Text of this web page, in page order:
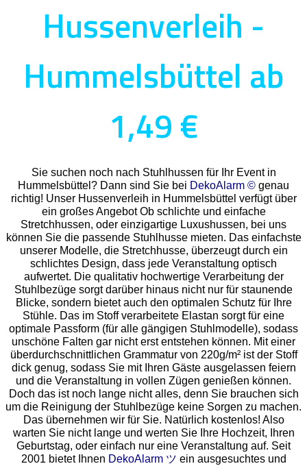
Hussenverleih -
Hummelsbüttel ab
1,49 €
Sie suchen noch nach Stuhlhussen für Ihr Event in
Hummelsbüttel? Dann sind Sie bei DekoAlarm © genau
richtig! Unser Hussenverleih in Hummelsbüttel verfügt über
ein großes Angebot Ob schlichte und einfache
Stretchhussen, oder einzigartige Luxushussen, bei uns
können Sie die passende Stuhlhusse mieten. Das einfachste
unserer Modelle, die Stretchhusse, überzeugt durch ein
schlichtes Design, dass jede Veranstaltung optisch
aufwertet. Die qualitativ hochwertige Verarbeitung der
Stuhlbezüge sorgt darüber hinaus nicht nur für staunende
Blicke, sondern bietet auch den optimalen Schutz für Ihre
Stühle. Das im Stoff verarbeitete Elastan sorgt für eine
optimale Passform (für alle gängigen Stuhlmodelle), sodass
unschöne Falten gar nicht erst entstehen können. Mit einer
überdurchschnittlichen Grammatur von 220g/m² ist der Stoff
dick genug, sodass Sie mit Ihren Gäste ausgelassen feiern
und die Veranstaltung in vollen Zügen genießen können.
Doch das ist noch lange nicht alles, denn Sie brauchen sich
um die Reinigung der Stuhlbezüge keine Sorgen zu machen.
Das übernehmen wir für Sie. Natürlich kostenlos! Also
warten Sie nicht lange und werten Sie Ihre Hochzeit, Ihren
Geburtstag, oder einfach nur eine Veranstaltung auf. Seit
2001 bietet Ihnen DekoAlarm ツ ein ausgesuchtes und